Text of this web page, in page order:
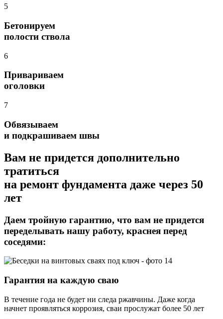
5
Бетонируем
полости ствола
6
Привариваем
оголовки
7
Обвязываем
и подкрашиваем швы
Вам не придется дополнительно
тратиться
на ремонт фундамента даже через 50
лет
Даем тройную гарантию, что вам не придется
переделывать нашу работу, краснея перед
соседями:
Гарантия на каждую сваю
В течение года не будет ни следа ржавчины. Даже когда
начнет проявляться коррозия, сваи прослужат более 50 лет